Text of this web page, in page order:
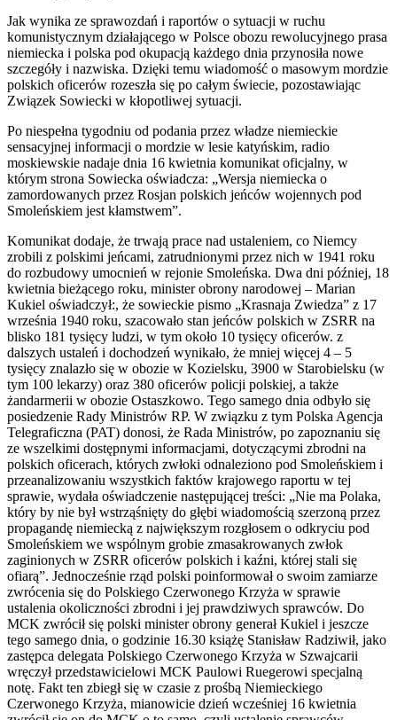
Jak wynika ze sprawozdań i raportów o sytuacji w ruchu
komunistycznym działającego w Polsce obozu rewolucyjnego prasa
niemiecka i polska pod okupacją każdego dnia przynosiła nowe
szczegóły i nazwiska. Dzięki temu wiadomość o masowym mordzie
polskich oficerów rozeszła się po całym świecie, pozostawiając
Związek Sowiecki w kłopotliwej sytuacji.
Po niespełna tygodniu od podania przez władze niemieckie
sensacyjnej informacji o mordzie w lesie katyńskim, radio
moskiewskie nadaje dnia 16 kwietnia komunikat oficjalny, w
którym strona Sowiecka oświadcza: „Wersja niemiecka o
zamordowanych przez Rosjan polskich jeńców wojennych pod
Smoleńskiem jest kłamstwem”.
Komunikat dodaje, że trwają prace nad ustaleniem, co Niemcy
zrobili z polskimi jeńcami, zatrudnionymi przez nich w 1941 roku
do rozbudowy umocnień w rejonie Smoleńska. Dwa dni później, 18
kwietnia bieżącego roku, minister obrony narodowej – Marian
Kukiel oświadczył:, że sowieckie pismo „Krasnaja Zwiedza” z 17
września 1940 roku, szacowało stan jeńców polskich w ZSRR na
blisko 181 tysięcy ludzi, w tym około 10 tysięcy oficerów. z
dalszych ustaleń i dochodzeń wynikało, że mniej więcej 4 – 5
tysięcy znalazło się w obozie w Kozielsku, 3900 w Starobielsku (w
tym 100 lekarzy) oraz 380 oficerów policji polskiej, a także
żandarmerii w obozie Ostaszkowo. Tego samego dnia odbyło się
posiedzenie Rady Ministrów RP. W związku z tym Polska Agencja
Telegraficzna (PAT) donosi, że Rada Ministrów, po zapoznaniu się
ze wszelkimi dostępnymi informacjami, dotyczącymi zbrodni na
polskich oficerach, których zwłoki odnaleziono pod Smoleńskiem i
przeanalizowaniu wszystkich faktów krajowego raportu w tej
sprawie, wydała oświadczenie następującej treści: „Nie ma Polaka,
który by nie był wstrząśnięty do głębi wiadomością szerzoną przez
propagandę niemiecką z największym rozgłosem o odkryciu pod
Smoleńskiem we wspólnym grobie zmasakrowanych zwłok
zaginionych w ZSRR oficerów polskich i kaźni, której stali się
ofiarą”. Jednocześnie rząd polski poinformował o swoim zamiarze
zwrócenia się do Polskiego Czerwonego Krzyża w sprawie
ustalenia okoliczności zbrodni i jej prawdziwych sprawców. Do
MCK zwrócił się polski minister obrony generał Kukiel i jeszcze
tego samego dnia, o godzinie 16.30 książę Stanisław Radziwił, jako
zastępca delegata Polskiego Czerwonego Krzyża w Szwajcarii
wręczył przedstawicielowi MCK Paulowi Ruegerowi specjalną
notę. Fakt ten zbiegł się w czasie z prośbą Niemieckiego
Czerwonego Krzyża, mianowicie dzień wcześniej 16 kwietnia